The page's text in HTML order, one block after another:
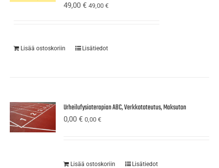
49,00€ 49,00€
Lisää ostoskoriin Lisätiedot
Urheilufysioterapian ABC, Verkkototeutus, Maksuton
0,00€ 0,00€
Lisää ostoskoriin Lisätiedot